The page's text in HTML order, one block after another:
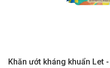
Khăn ướt kháng khuẩn Let